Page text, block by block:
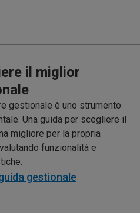
il miglior
gestionale è uno strumento
Una guida per scegliere il
migliore per la propria
funzionalità e
gestionale